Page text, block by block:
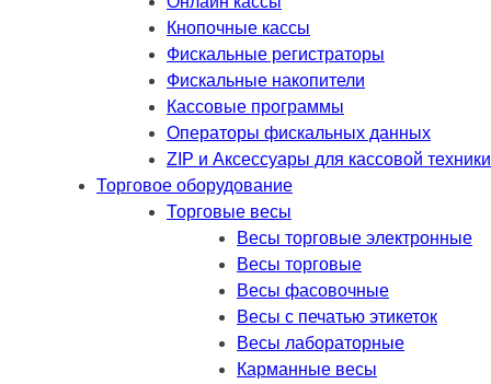
Кнопочные кассы
Фискальные регистраторы
Фискальные накопители
Кассовые программы
Операторы фискальных данных
ZIP и Аксессуары для кассовой техники
Торговое оборудование
Торговые весы
Весы торговые электронные
Весы торговые
Весы фасовочные
Весы с печатью этикеток
Весы лабораторные
Карманные весы